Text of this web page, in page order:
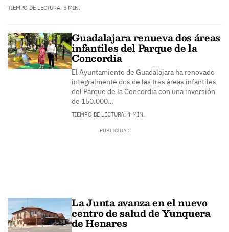
TIEMPO DE LECTURA: 5 MIN.
Guadalajara renueva dos áreas
infantiles del Parque de la
Concordia
El Ayuntamiento de Guadalajara ha renovado
integralmente dos de las tres áreas infantiles
del Parque de la Concordia con una inversión
de 150.000…
TIEMPO DE LECTURA: 4 MIN.
La Junta avanza en el nuevo
centro de salud de Yunquera
de Henares